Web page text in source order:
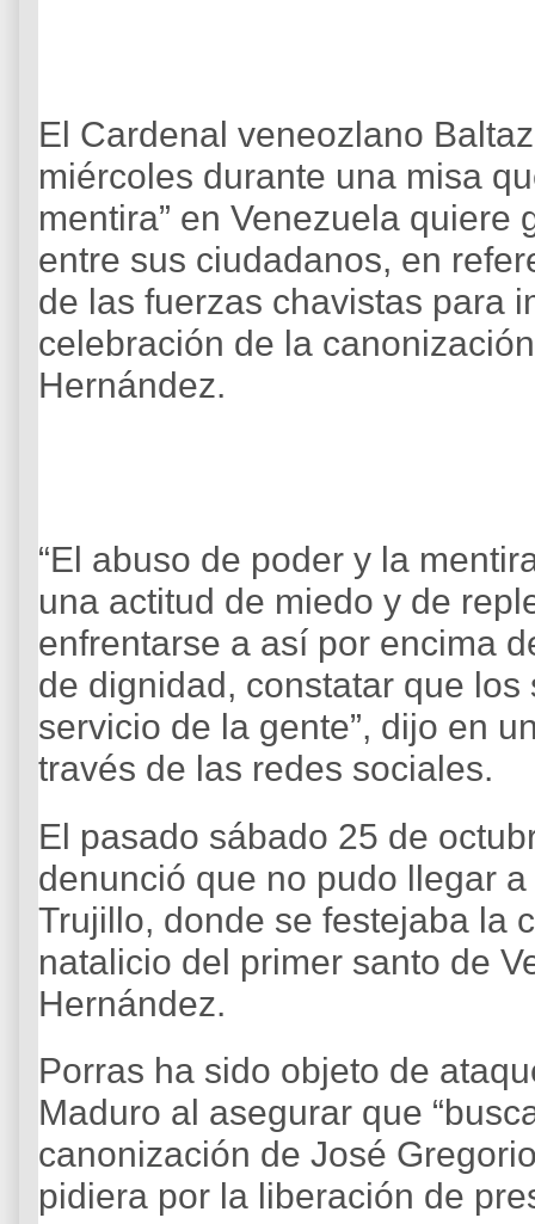
El Cardenal veneozlano
miércoles durante una misa
mentira” en Venezuela quiere
entre sus ciudadanos, en
de las fuerzas chavistas para
celebración de la
Hernández.
“El abuso de poder y la
una actitud de miedo y de
enfrentarse a así por encima
de dignidad, constatar que
servicio de la gente”, dijo en
través de las redes sociales.
El pasado sábado 25 de
denunció que no pudo llegar
Trujillo, donde se festejaba la
natalicio del primer santo de
Hernández.
Porras ha sido objeto de
Maduro al asegurar que
canonización de José
pidiera por la liberación de